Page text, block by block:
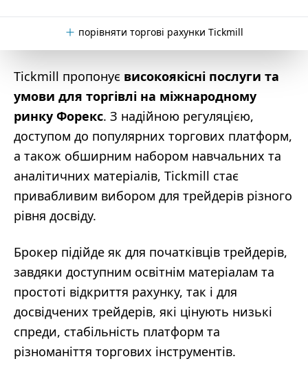
порівняти торгові рахунки Tickmill
Tickmill пропонує високоякісні послуги та
умови для торгівлі на міжнародному
ринку Форекс. З надійною регуляцією,
доступом до популярних торгових платформ,
а також обширним набором навчальних та
аналітичних матеріалів, Tickmill стає
привабливим вибором для трейдерів різного
рівня досвіду.
Брокер підійде як для початківців трейдерів,
завдяки доступним освітнім матеріалам та
простоті відкриття рахунку, так і для
досвідчених трейдерів, які цінують низькі
спреди, стабільність платформ та
різноманіття торгових інструментів.